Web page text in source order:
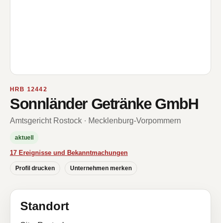
HRB 12442
Sonnländer Getränke GmbH
Amtsgericht Rostock · Mecklenburg-Vorpommern
aktuell
17 Ereignisse und Bekanntmachungen
Profil drucken Unternehmen merken
Standort